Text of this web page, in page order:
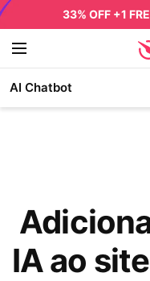
33% OFF +1
AI Chatbot
IA ao